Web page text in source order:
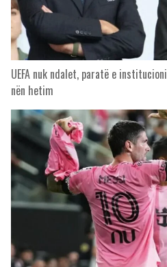
UEFA nuk ndalet, paratë e
nën hetim